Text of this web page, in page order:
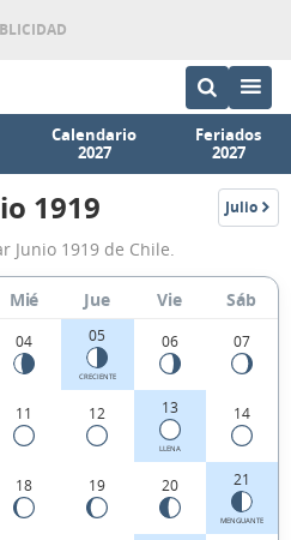
Calendario
2027
Feriados
2027
Calendario
Lunar
Junio
1919
de
Chile.
1919 Julio
1919
Junio 1919 de Chile.
Mié Jue Vie Sáb
04 05
CRECIENTE
06 07
11 12 13
LLENA
14
18 19 20 21
MENGUANTE